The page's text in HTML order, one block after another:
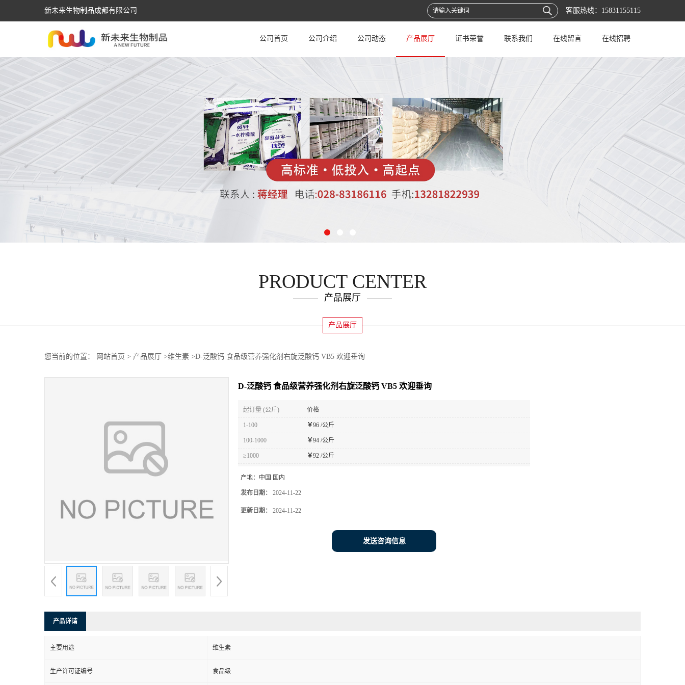
新未来生物制品成都有限公司 客服热线： 15831155115
公司首页 公司介绍 公司动态 产品展厅 证书荣誉 联系我们 在线留言 在线招聘
PRODUCT CENTER
产品展厅
产品展厅
您当前的位置： 网站首页 > 产品展厅 >维生素 >D-泛酸钙 食品级营养强化剂右旋泛酸钙 VB5 欢迎垂询
D-泛酸钙 食品级营养强化剂右旋泛酸钙 VB5 欢迎垂询
起订量 (公斤) 价格
1-100 ￥96 /公斤
100-1000 ￥94 /公斤
≥1000 ￥92 /公斤
产地： 中国 国内
发布日期： 2024-11-22
更新日期： 2024-11-22
发送咨询信息
产品详请
主要用途 维生素
生产许可证编号 食品级